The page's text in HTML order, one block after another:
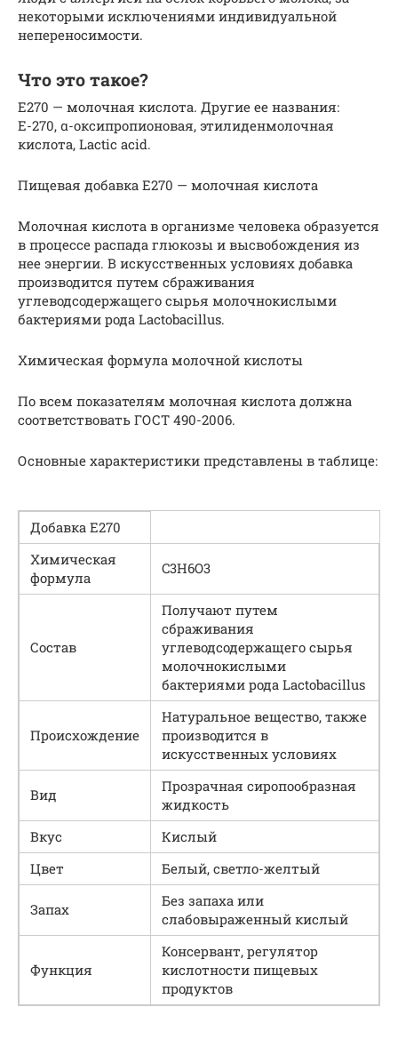
некоторыми исключениями индивидуальной
непереносимости.
Что это такое?
Е270 — молочная кислота. Другие ее названия:
Е-270, α-оксипропионовая, этилиденмолочная
кислота, Lactic acid.
Пищевая добавка E270 — молочная кислота
Молочная кислота в организме человека образуется
в процессе распада глюкозы и высвобождения из
нее энергии. В искусственных условиях добавка
производится путем сбраживания
углеводсодержащего сырья молочнокислыми
бактериями рода Lactobacillus.
Химическая формула молочной кислоты
По всем показателям молочная кислота должна
соответствовать ГОСТ 490-2006.
Основные характеристики представлены в таблице:
Добавка Е270
Химическая
формула
C3H6O3
Состав
Получают путем
сбраживания
углеводсодержащего сырья
молочнокислыми
бактериями рода Lactobacillus
Происхождение
Натуральное вещество, также
производится в
искусственных условиях
Вид
Прозрачная сиропообразная
жидкость
Вкус
Кислый
Цвет
Белый, светло-желтый
Запах
Без запаха или
слабовыраженный кислый
Функция
Консервант, регулятор
кислотности пищевых
продуктов